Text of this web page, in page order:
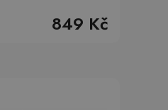
849 Kč